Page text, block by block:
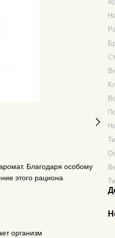
Благодаря особому
этого рациона
организм